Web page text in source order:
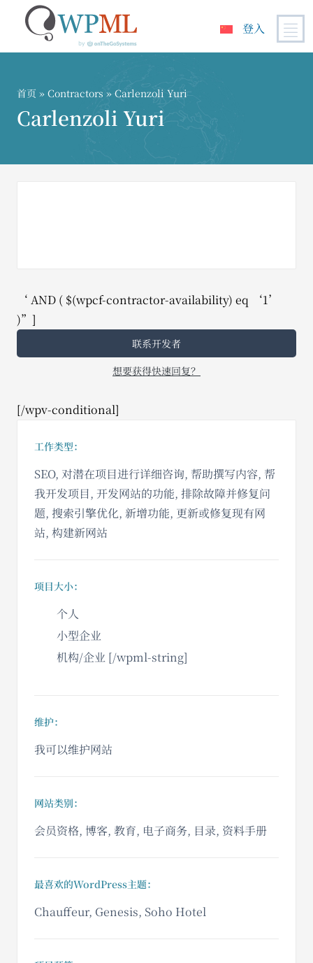
登入
首页 » Contractors » Carlenzoli Yuri
Carlenzoli Yuri
‘ AND ( $(wpcf-contractor-availability) eq ‘1’
)”]
联系开发者
想要获得快速回复？
[/wpv-conditional]
工作类型：
SEO, 对潜在项目进行详细咨询, 帮助撰写内容, 帮
我开发项目, 开发网站的功能, 排除故障并修复问
题, 搜索引擎优化, 新增功能, 更新或修复现有网
站, 构建新网站
项目大小：
个人
小型企业
机构/企业 [/wpml-string]
维护：
我可以维护网站
网站类别：
会员资格, 博客, 教育, 电子商务, 目录, 资料手册
最喜欢的WordPress主题：
Chauffeur, Genesis, Soho Hotel